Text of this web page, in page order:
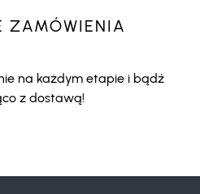
ZAMÓWIENIA
na każdym etapie i bądź
z dostawą!